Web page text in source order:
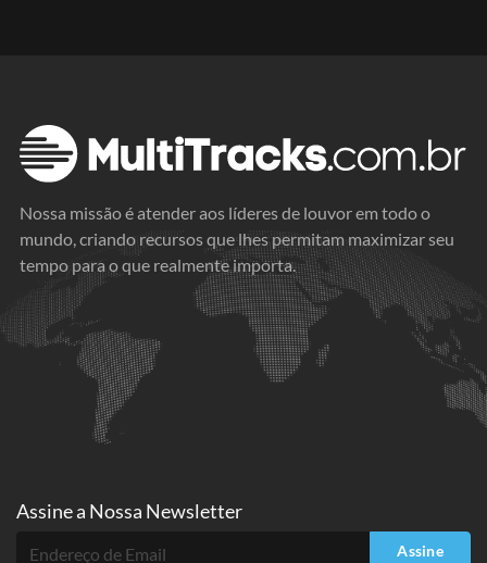
Nossa missão é atender aos líderes de louvor em todo o
mundo, criando recursos que lhes permitam maximizar seu
tempo para o que realmente importa.
Assine a Nossa Newsletter
Assine